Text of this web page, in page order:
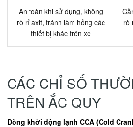
An toàn khi sử dụng, không
rò rỉ axit, tránh làm hỏng các
thiết bị khác trên xe
rò
CÁC CHỈ SỐ
TRÊN ẮC QUY
Dòng khởi động lạnh CCA (Cold